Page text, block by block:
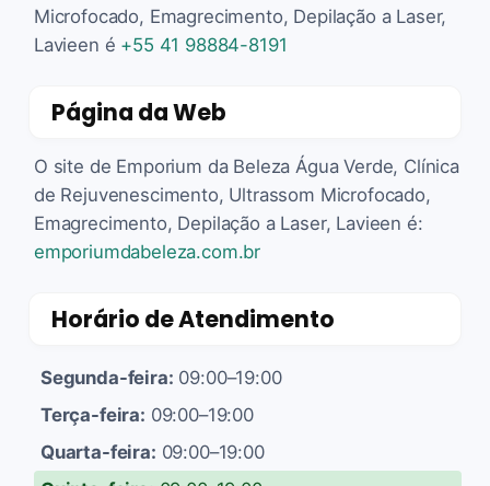
Microfocado, Emagrecimento, Depilação a Laser,
Lavieen é +55 41 98884-8191
Página da Web
O site de Emporium da Beleza Água Verde, Clínica
de Rejuvenescimento, Ultrassom Microfocado,
Emagrecimento, Depilação a Laser, Lavieen é:
emporiumdabeleza.com.br
Horário de Atendimento
Segunda-feira: 09:00–19:00
Terça-feira: 09:00–19:00
Quarta-feira: 09:00–19:00